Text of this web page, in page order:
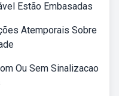
Estão Embasadas
Atemporais Sobre
Ou Sem Sinalizacao